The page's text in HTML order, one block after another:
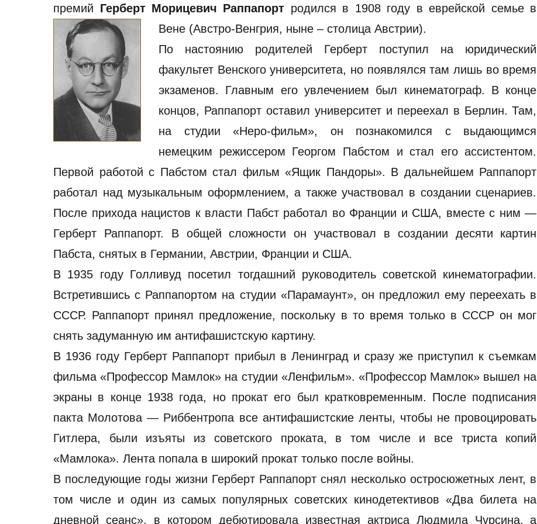
премий Герберт Морицевич Раппапорт родился в 1908 году в еврейской семье в
Вене (Австро-Венгрия, ныне – столица Австрии).
По настоянию родителей Герберт поступил на юридический
факультет Венского университета, но появлялся там лишь во время
экзаменов. Главным его увлечением был кинематограф. В конце
концов, Раппапорт оставил университет и переехал в Берлин. Там,
на студии «Неро-фильм», он познакомился с выдающимся
немецким режиссером Георгом Пабстом и стал его ассистентом.
Первой работой с Пабстом стал фильм «Ящик Пандоры». В дальнейшем Раппапорт
работал над музыкальным оформлением, а также участвовал в создании сценариев.
После прихода нацистов к власти Пабст работал во Франции и США, вместе с ним —
Герберт Раппапорт. В общей сложности он участвовал в создании десяти картин
Пабста, снятых в Германии, Австрии, Франции и США.
В 1935 году Голливуд посетил тогдашний руководитель советской кинематографии.
Встретившись с Раппапортом на студии «Парамаунт», он предложил ему переехать в
СССР. Раппапорт принял предложение, поскольку в то время только в СССР он мог
снять задуманную им антифашистскую картину.
В 1936 году Герберт Раппапорт прибыл в Ленинград и сразу же приступил к съемкам
фильма «Профессор Мамлок» на студии «Ленфильм». «Профессор Мамлок» вышел на
экраны в конце 1938 года, но прокат его был кратковременным. После подписания
пакта Молотова — Риббентропа все антифашистские ленты, чтобы не провоцировать
Гитлера, были изъяты из советского проката, в том числе и все триста копий
«Мамлока». Лента попала в широкий прокат только после войны.
В последующие годы жизни Герберт Раппапорт снял несколько остросюжетных лент, в
том числе и один из самых популярных советских кинодетективов «Два билета на
дневной сеанс», в котором дебютировала известная актриса Людмила Чурсина, а